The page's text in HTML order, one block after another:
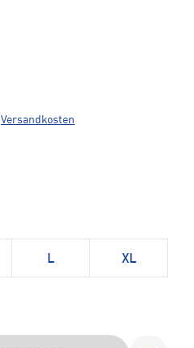
Versandkosten
L XL